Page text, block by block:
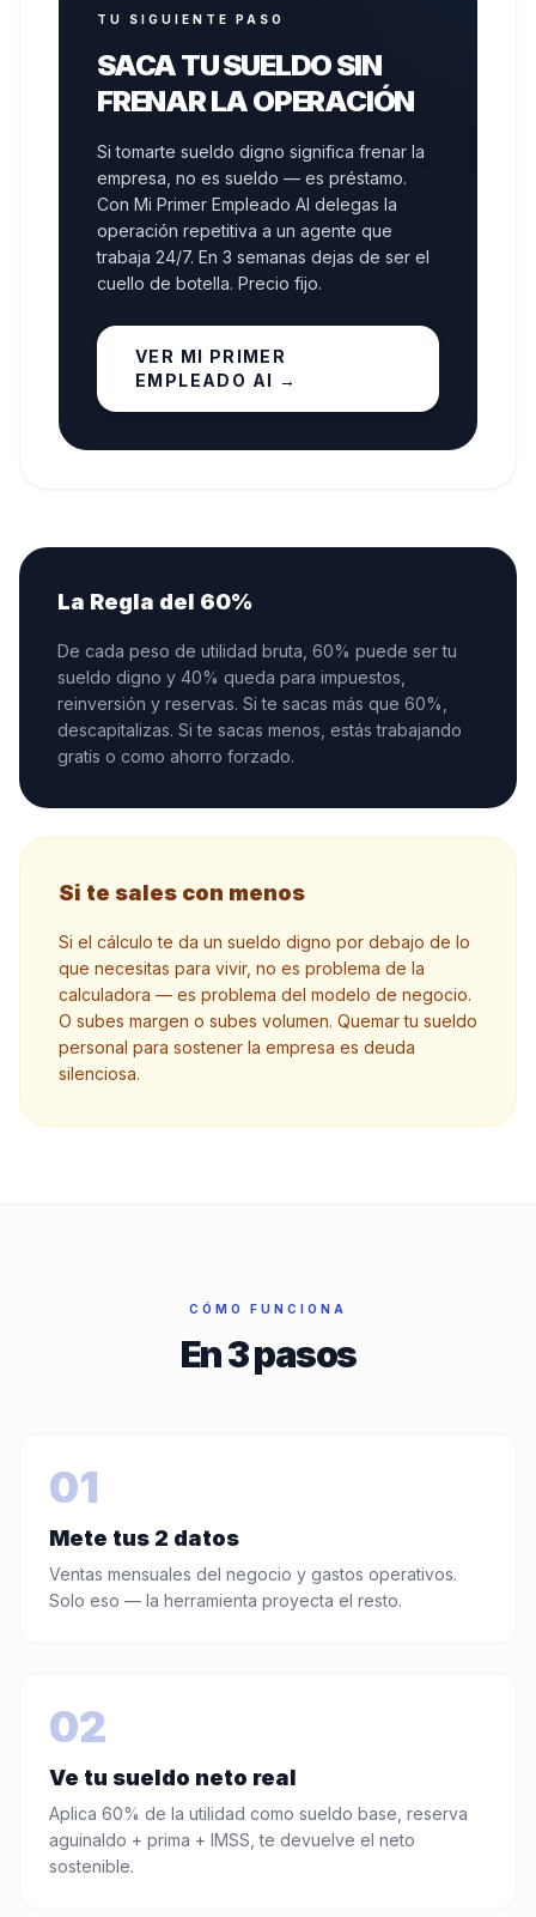
TU SIGUIENTE PASO
SACA TU SUELDO SIN
FRENAR LA OPERACIÓN
Si tomarte sueldo digno significa frenar la
empresa, no es sueldo — es préstamo.
Con Mi Primer Empleado AI delegas la
operación repetitiva a un agente que
trabaja 24/7. En 3 semanas dejas de ser el
cuello de botella. Precio fijo.
VER MI PRIMER
EMPLEADO AI →
La Regla del 60%
De cada peso de utilidad bruta, 60% puede ser tu
sueldo digno y 40% queda para impuestos,
reinversión y reservas. Si te sacas más que 60%,
descapitalizas. Si te sacas menos, estás trabajando
gratis o como ahorro forzado.
Si te sales con menos
Si el cálculo te da un sueldo digno por debajo de lo
que necesitas para vivir, no es problema de la
calculadora — es problema del modelo de negocio.
O subes margen o subes volumen. Quemar tu sueldo
personal para sostener la empresa es deuda
silenciosa.
CÓMO FUNCIONA
En3pasos
01
Mete tus 2 datos
Ventas mensuales del negocio y gastos operativos.
Solo eso — la herramienta proyecta el resto.
02
Ve tu sueldo neto real
Aplica 60% de la utilidad como sueldo base, reserva
aguinaldo + prima + IMSS, te devuelve el neto
sostenible.